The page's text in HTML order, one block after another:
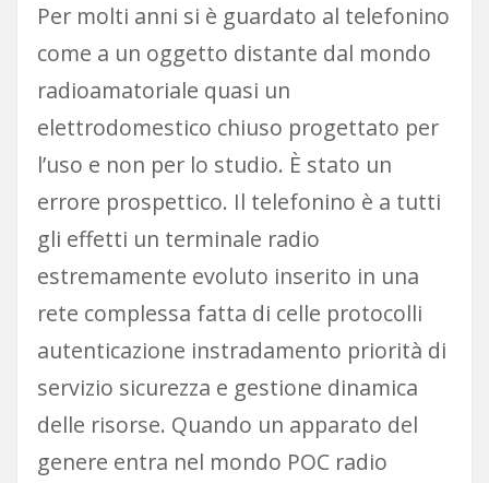
Per molti anni si è guardato al telefonino
come a un oggetto distante dal mondo
radioamatoriale quasi un
elettrodomestico chiuso progettato per
l’uso e non per lo studio. È stato un
errore prospettico. Il telefonino è a tutti
gli effetti un terminale radio
estremamente evoluto inserito in una
rete complessa fatta di celle protocolli
autenticazione instradamento priorità di
servizio sicurezza e gestione dinamica
delle risorse. Quando un apparato del
genere entra nel mondo POC radio